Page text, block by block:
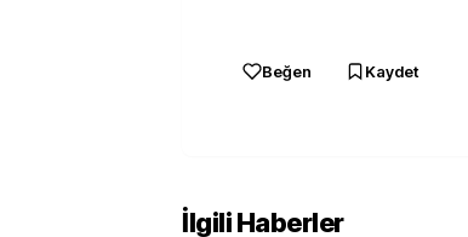
Beğen Kaydet
İlgili Haberler